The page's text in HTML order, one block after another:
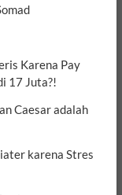
Karena Pay
17 Juta?!
Caesar adalah
karena Stres